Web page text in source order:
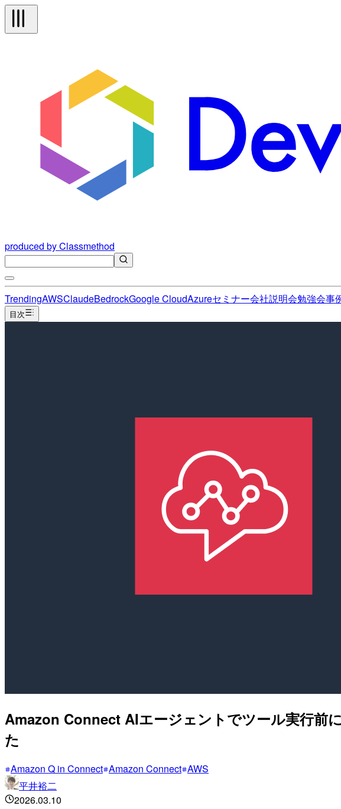
produced by Classmethod
TrendingAWSClaudeBedrockGoogle CloudAzureセミナー会社説明会勉強会事
目次
Amazon Connect AIエージェントでツール実行前
た
Amazon Q in Connect Amazon Connect AWS
平井裕二
2026.03.10